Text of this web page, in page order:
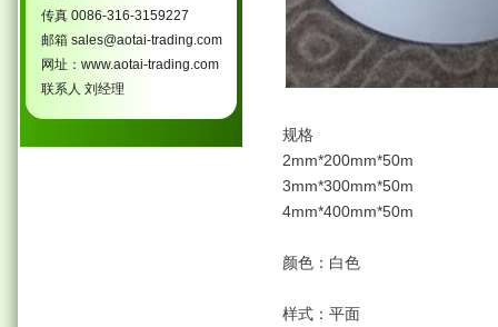
传真 0086-316-3159227
邮箱 sales@aotai-trading.com
网址：www.aotai-trading.com
联系人 刘经理
规格
2mm*200mm*50m
3mm*300mm*50m
4mm*400mm*50m
颜色：白色
样式：平面